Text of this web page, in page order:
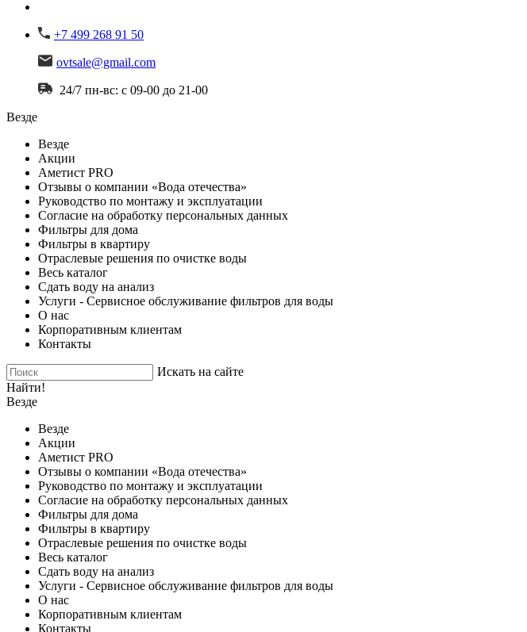
+7 499 268 91 50
ovtsale@gmail.com
24/7 пн-вс: с 09-00 до 21-00
Везде
Везде
Акции
Аметист PRO
Отзывы о компании «Вода отечества»
Руководство по монтажу и эксплуатации
Согласие на обработку персональных данных
Фильтры для дома
Фильтры в квартиру
Отраслевые решения по очистке воды
Весь каталог
Сдать воду на анализ
Услуги - Сервисное обслуживание фильтров для воды
О нас
Корпоративным клиентам
Контакты
Искать на сайте
Найти!
Везде
Везде
Акции
Аметист PRO
Отзывы о компании «Вода отечества»
Руководство по монтажу и эксплуатации
Согласие на обработку персональных данных
Фильтры для дома
Фильтры в квартиру
Отраслевые решения по очистке воды
Весь каталог
Сдать воду на анализ
Услуги - Сервисное обслуживание фильтров для воды
О нас
Корпоративным клиентам
Контакты